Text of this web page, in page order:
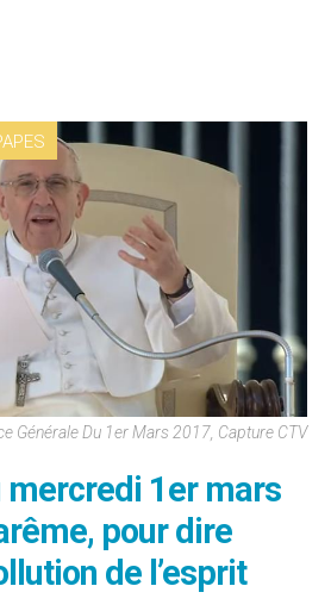
Générale Du 1er Mars 2017, Capture CTV
mercredi 1er mars
pour dire
de l’esprit